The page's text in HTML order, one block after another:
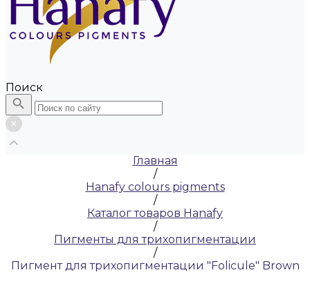
Поиск
Главная
/
Hanafy colours pigments
/
Каталог товаров Hanafy
/
Пигменты для трихопигментации
/
Пигмент для трихопигментации "Folicule" Brown